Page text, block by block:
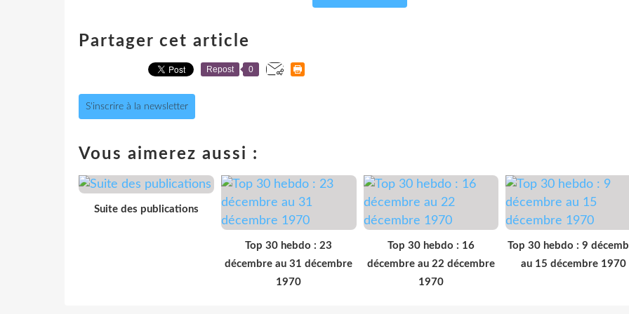
Partager cet article
Repost 0
S'inscrire à la newsletter
Vous aimerez aussi :
Suite des publications
Top 30 hebdo : 23
décembre au 31 décembre
1970
Top 30 hebdo : 16
décembre au 22 décembre
1970
Top 30 hebdo : 9
au 15 décembre 1970